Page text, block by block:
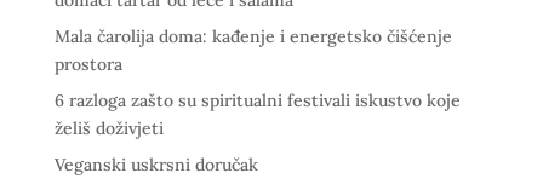
Mala čarolija doma: kađenje i energetsko čišćenje
prostora
6 razloga zašto su spiritualni festivali iskustvo koje
želiš doživjeti
Veganski uskrsni doručak